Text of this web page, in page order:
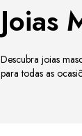
Joias
Descubra joias
para todas as